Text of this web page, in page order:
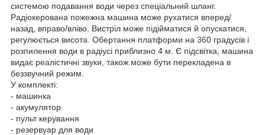
системою подавання води через спеціальний шланг.
Радіокерована пожежна машина може рухатися вперед/
назад, вправо/вліво. Вистріл може підійматися й опускатися,
регулюється висота. Обертання платформи на 360 градусів і
розпилення води в радіусі приблизно 4 м. Є підсвітка, машина
видає реалістичні звуки, також може бути перекладена в
беззвучний режим.
У комплекті:
- машинка
- акумулятор
- пульт керування
- резервуар для води